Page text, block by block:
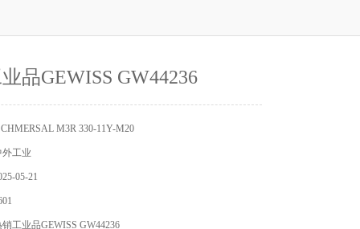
品GEWISS GW44236
M3R 330-11Y-M20
工业
05-21
工业品GEWISS GW44236